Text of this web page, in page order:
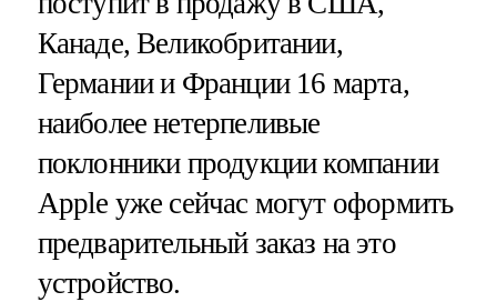
Канаде, Великобритании,
Германии и Франции 16 марта,
наиболее нетерпеливые
поклонники продукции компании
Apple уже сейчас могут оформить
предварительный заказ на это
устройство.